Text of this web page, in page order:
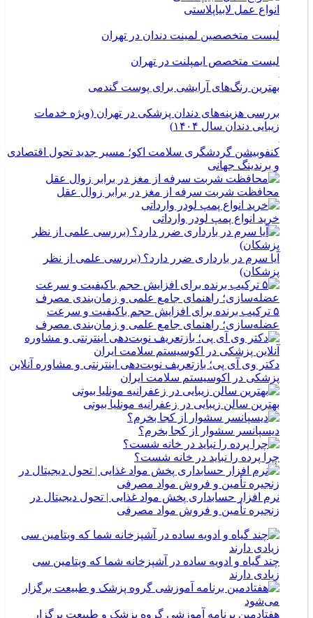
انواع عمل لابیاپلاستی
لیست متخصصین لمینت دندان در تهران
لیست متخصص ایمپلنت در تهران
بهترین رنگ‌های آرایشی برای پوست گندمی
بررسی هزینه‌های دندان پزشکی در تهران (ویژه خدمات
زیبایی دندان سال ۱۴۰۴)
کنفوبیشن گردشگری سلامت اکو؛ مسیر جدید تحول اقتصادی
و برندینگ جهانی
محافظت شربت سرفه از مغز در برابر زوال عقل
خرید انواع پمپ لودر وارداتی
آیا سرم در بارداری ضرر دارد؟ (بررسی علمی از نظر
پزشکان)
۵ ترکیب برنده برای افزایش حجم باکیفیت و سرعت
عضله‌سازی؛ راهنمای جامع علمی و زمان‌بندی مصرف
دکتر وی آی پی؛ بازتعریف نوبت‌دهی اینترنتی و مشاوره آنلاین
پزشکی در اکوسیستم سلامت ایران
بهترین سالن زیبایی در زعفرانیه مونلیا بیوتی
دیسپانسر سشوار از کجا بخرم؟
چرا پرده را نباید در خانه شست؟
نرم افزار حسابداری پخش مواد غذایی | تحول دیجیتال در
زنجیره تأمین و فروش مواد مصرفی
چند گیاه و ادویه ساده در آشپزخانه شما که ویتامین سی
زیادی دارند
هفتادمین برنامه آموزشی گروه پزشک و طبیعت برگزار